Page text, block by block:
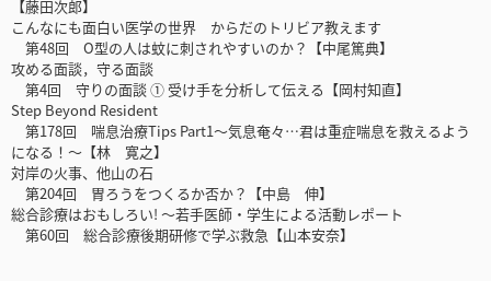
【藤田次郎】
こんなにも面白い医学の世界 からだのトリビア教えます
第48回 O型の人は蚊に刺されやすいのか？【中尾篤典】
攻める面談，守る面談
第4回 守りの面談 ① 受け手を分析して伝える【岡村知直】
Step Beyond Resident
第178回 喘息治療Tips Part1〜気息奄々…君は重症喘息を救えるよう
になる！〜【林 寛之】
対岸の火事、他山の石
第204回 胃ろうをつくるか否か？【中島 伸】
総合診療はおもしろい! 〜若手医師・学生による活動レポート
第60回 総合診療後期研修で学ぶ救急【山本安奈】